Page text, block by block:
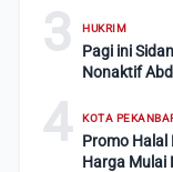
3 HUKRIM
Pagi ini
Nonaktif
4 KOTA
Promo Halal
Harga Mulai